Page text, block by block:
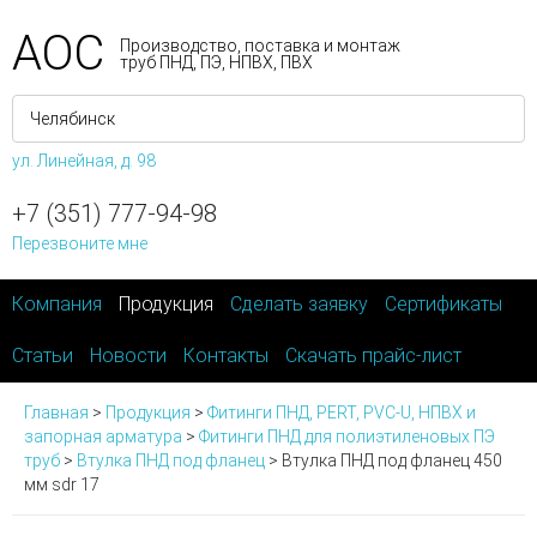
АОС
Производство, поставка и монтаж
труб ПНД, ПЭ, НПВХ, ПВХ
ул. Линейная, д. 98
+7 (351) 777-94-98
Перезвоните мне
Компания Продукция Сделать заявку Сертификаты
Статьи Новости Контакты Скачать прайс-лист
Главная > Продукция > Фитинги ПНД, PERT, PVC-U, НПВХ и
запорная арматура > Фитинги ПНД для полиэтиленовых ПЭ
труб > Втулка ПНД под фланец > Втулка ПНД под фланец 450
мм sdr 17